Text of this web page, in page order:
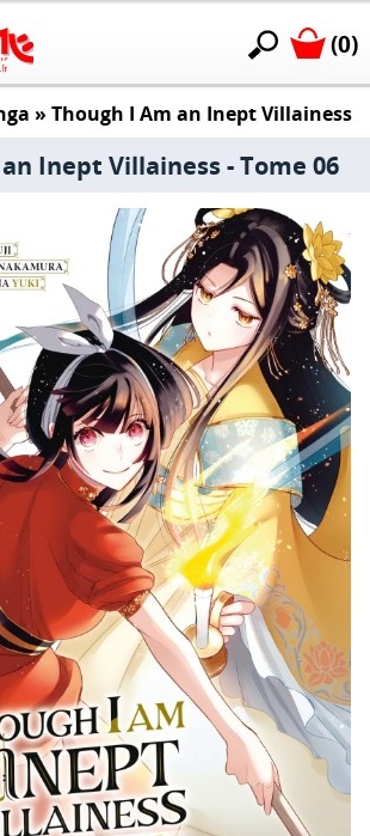
(0)
» Though I Am an Inept Villainess
Inept Villainess - Tome 06